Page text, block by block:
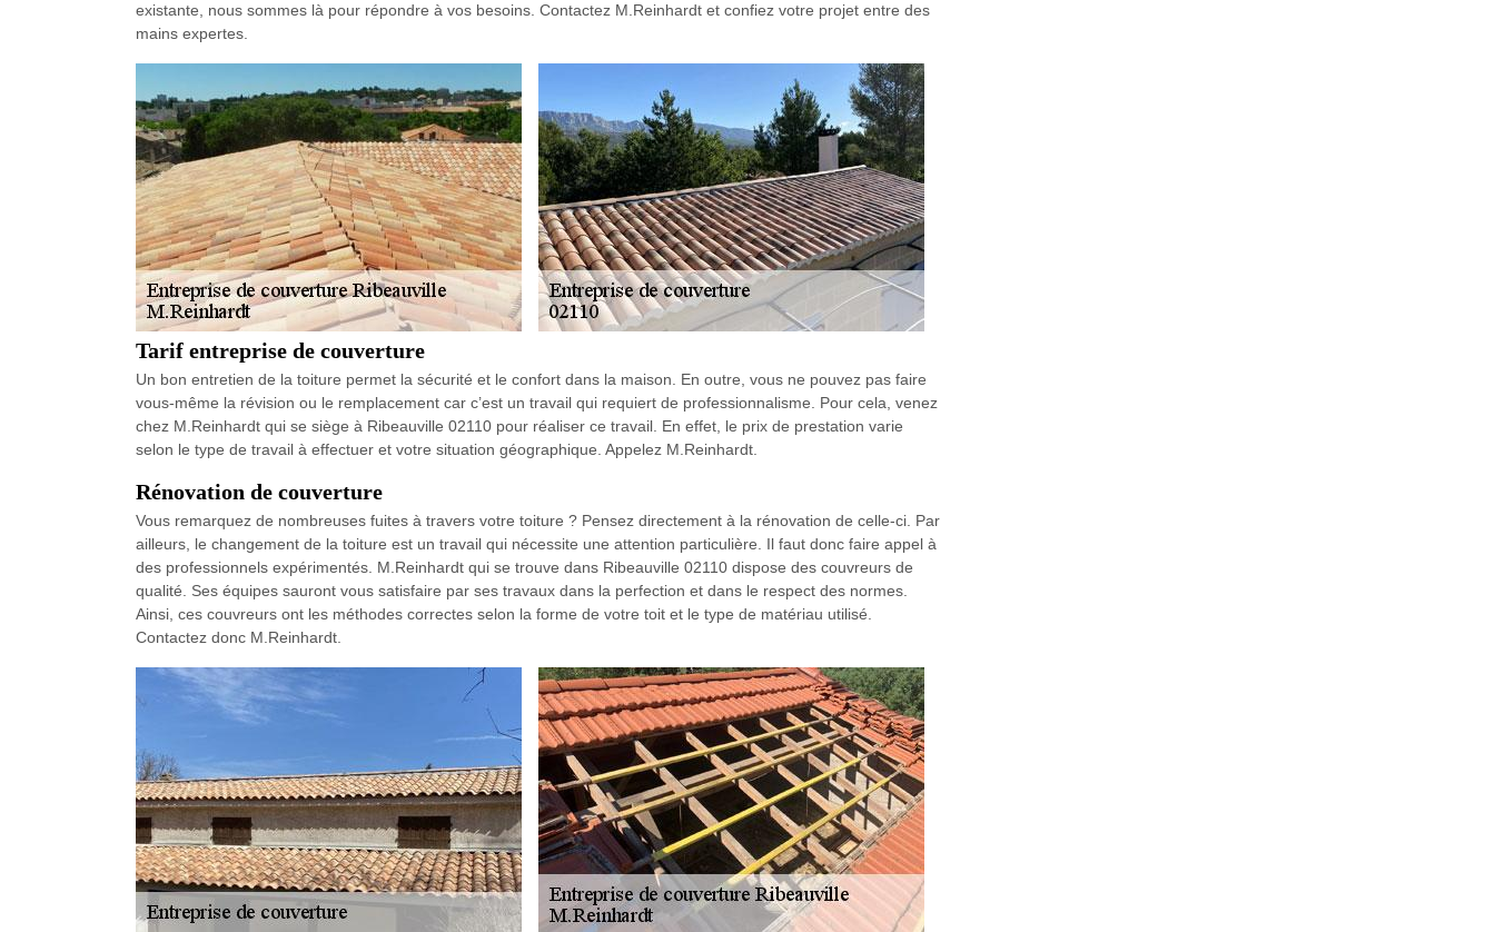
existante, nous sommes là pour répondre à vos besoins. Contactez M.Reinhardt et confiez votre projet entre des
mains expertes.
Tarif entreprise de couverture
Un bon entretien de la toiture permet la sécurité et le confort dans la maison. En outre, vous ne pouvez pas faire
vous-même la révision ou le remplacement car c’est un travail qui requiert de professionnalisme. Pour cela, venez
chez M.Reinhardt qui se siège à Ribeauville 02110 pour réaliser ce travail. En effet, le prix de prestation varie
selon le type de travail à effectuer et votre situation géographique. Appelez M.Reinhardt.
Rénovation de couverture
Vous remarquez de nombreuses fuites à travers votre toiture ? Pensez directement à la rénovation de celle-ci. Par
ailleurs, le changement de la toiture est un travail qui nécessite une attention particulière. Il faut donc faire appel à
des professionnels expérimentés. M.Reinhardt qui se trouve dans Ribeauville 02110 dispose des couvreurs de
qualité. Ses équipes sauront vous satisfaire par ses travaux dans la perfection et dans le respect des normes.
Ainsi, ces couvreurs ont les méthodes correctes selon la forme de votre toit et le type de matériau utilisé.
Contactez donc M.Reinhardt.